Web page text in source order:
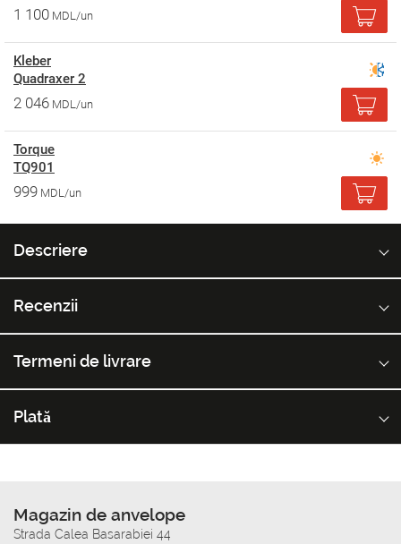
1 100 MDL/un
Kleber
Quadraxer 2
2 046 MDL/un
Torque
TQ901
999 MDL/un
Descriere
Recenzii
Termeni de livrare
Plată
Magazin de anvelope
Strada Calea Basarabiei 44